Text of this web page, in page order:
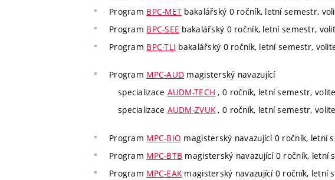
Program BPC-MET bakalářský 0 ročník, letní semestr,
Program BPC-SEE bakalářský 0 ročník, letní semestr,
Program BPC-TLI bakalářský 0 ročník, letní semestr,
Program MPC-AUD magisterský navazující
specializace AUDM-TECH , 0 ročník, letní semestr,
specializace AUDM-ZVUK, 0 ročník, letní semestr,
Program MPC-BIO magisterský navazující 0 ročník, letní
Program MPC-BTB magisterský navazující 0 ročník, letní
Program MPC-EAK magisterský navazující 0 ročník, letní